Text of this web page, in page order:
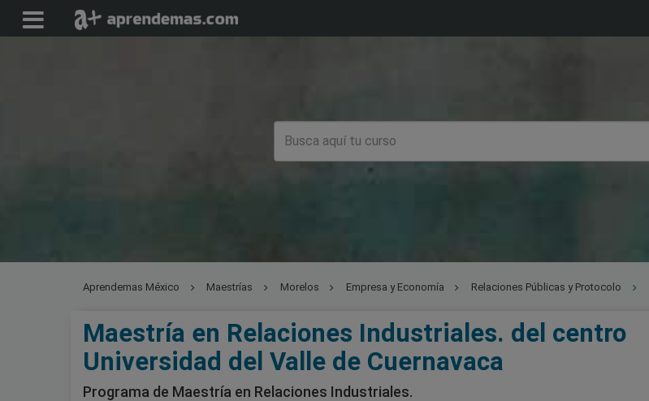
Aprendemas México Maestrías Morelos Empresa y Economía Relaciones Públicas y Protocolo
Maestría en Relaciones Industriales. del centro
Universidad del Valle de Cuernavaca
Programa de Maestría en Relaciones Industriales.